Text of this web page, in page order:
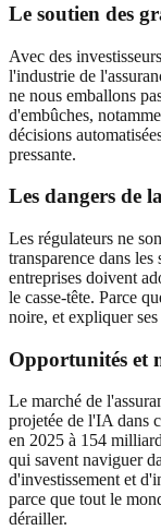
Le soutien des
Avec des
l'industrie de
ne nous emballons
d'embûches,
décisions
pressante.
Les dangers de
Les régulateurs ne
transparence dans
entreprises doivent
le casse-tête. Parce
noire, et expliquer
Opportunités et
Le marché de
projetée de l'IA dans
en 2025 à 154
qui savent naviguer
d'investissement et
parce que tout le
dérailler.